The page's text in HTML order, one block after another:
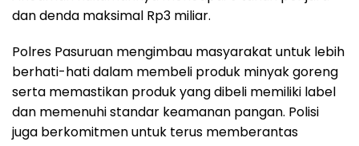
dan denda maksimal Rp3 miliar.
Polres Pasuruan mengimbau masyarakat untuk lebih
berhati-hati dalam membeli produk minyak goreng
serta memastikan produk yang dibeli memiliki label
dan memenuhi standar keamanan pangan. Polisi
juga berkomitmen untuk terus memberantas